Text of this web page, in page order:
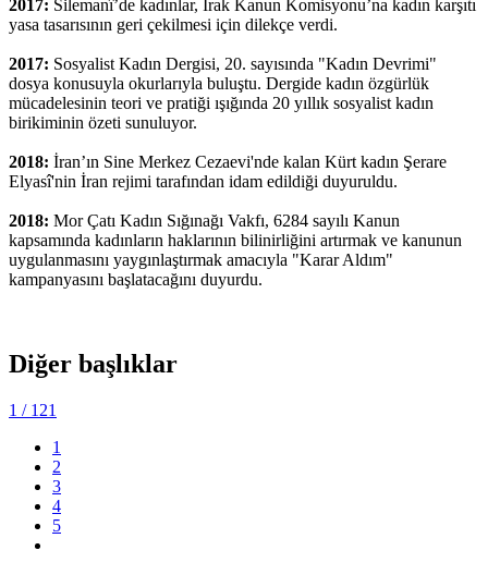
2017: Silemanî’de kadınlar, Irak Kanun Komisyonu’na kadın karşıtı
yasa tasarısının geri çekilmesi için dilekçe verdi.
2017: Sosyalist Kadın Dergisi, 20. sayısında "Kadın Devrimi"
dosya konusuyla okurlarıyla buluştu. Dergide kadın özgürlük
mücadelesinin teori ve pratiği ışığında 20 yıllık sosyalist kadın
birikiminin özeti sunuluyor.
2018: İran’ın Sine Merkez Cezaevi'nde kalan Kürt kadın Şerare
Elyasî'nin İran rejimi tarafından idam edildiği duyuruldu.
2018: Mor Çatı Kadın Sığınağı Vakfı, 6284 sayılı Kanun
kapsamında kadınların haklarının bilinirliğini artırmak ve kanunun
uygulanmasını yaygınlaştırmak amacıyla "Karar Aldım"
kampanyasını başlatacağını duyurdu.
Diğer başlıklar
1 / 121
1
2
3
4
5